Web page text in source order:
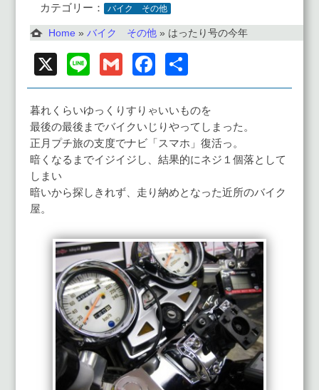
カテゴリー： バイク その他
Home » バイク その他 » はったり号の今年
X Line GmailFacebook
有
暮れくらいゆっくりすりゃいいものを
最後の最後までバイクいじりやってしまった。
正月プチ旅の支度でナビ「スマホ」復活っ。
暗くなるまでイジイジし、結果的にネジ１個落として
しまい
暗いから探しきれず、走り納めとなった近所のバイク
屋。